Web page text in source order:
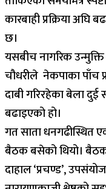
कारबाही प्रक्रिया अघि
छ।
यसबीच नागरिक
चौधरीले नेकपाका पाँच
दाबी गरिरहेका बेला दुई
बढाइएको हो।
गत साता धनगढीस्थित
बैठक बसेको थियो।
दाहाल ‘प्रचण्ड’,